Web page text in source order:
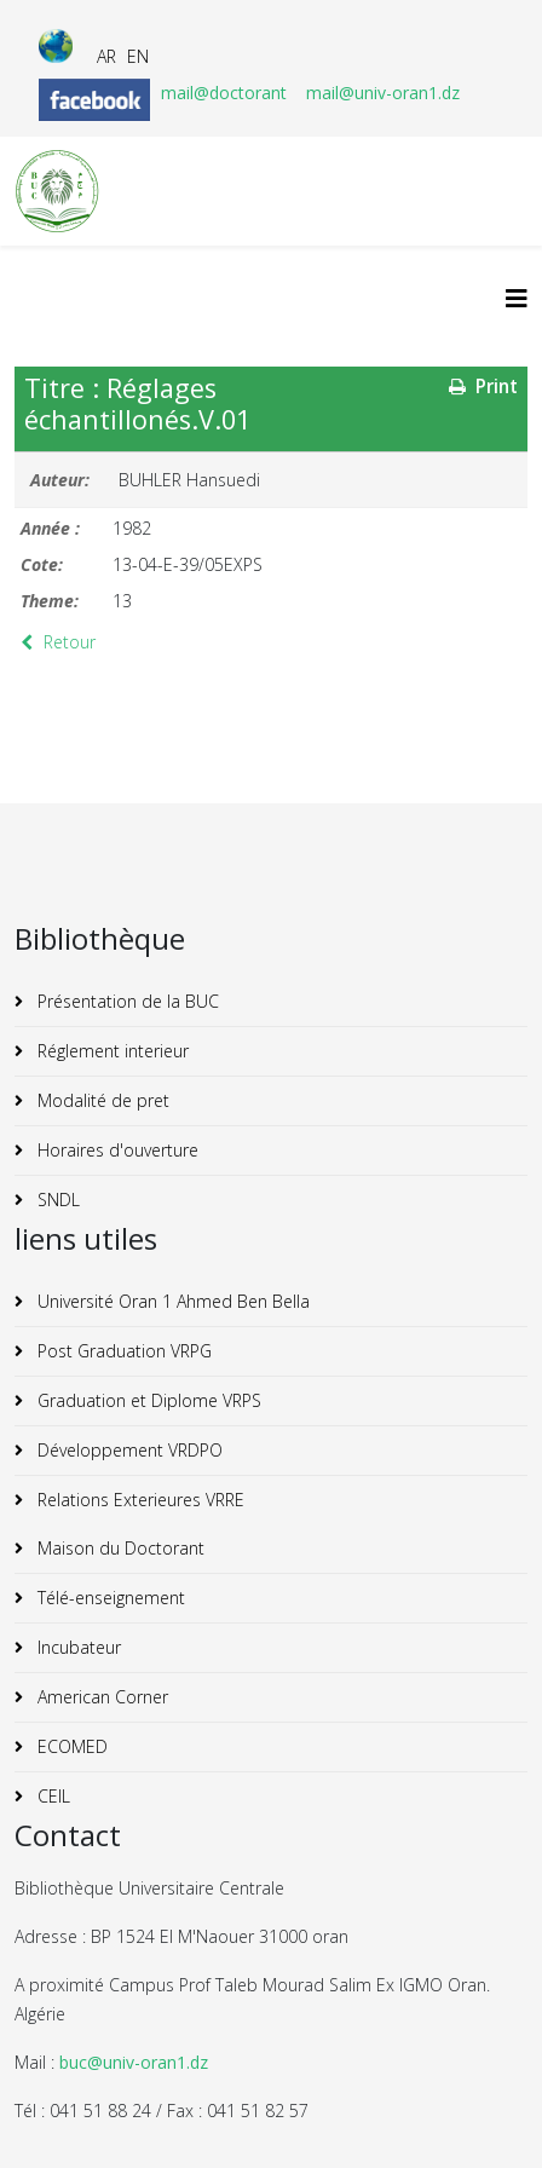
AR EN
mail@doctorant
mail@univ-oran1.dz
Print
Titre : Réglages
échantillonés.V.01
Auteur: BUHLER Hansuedi
Année :
1982
Cote:
13-04-E-39/05EXPS
Theme:
13
Retour
Bibliothèque
Présentation de la BUC
Réglement interieur
Modalité de pret
Horaires d'ouverture
SNDL
liens utiles
Université Oran 1 Ahmed Ben Bella
Post Graduation VRPG
Graduation et Diplome VRPS
Développement VRDPO
Relations Exterieures VRRE
Maison du Doctorant
Télé-enseignement
Incubateur
American Corner
ECOMED
CEIL
Contact
Bibliothèque Universitaire Centrale
Adresse : BP 1524 El M'Naouer 31000 oran
A proximité Campus Prof Taleb Mourad Salim Ex IGMO Oran.
Algérie
Mail : buc@univ-oran1.dz
Tél : 041 51 88 24 / Fax : 041 51 82 57